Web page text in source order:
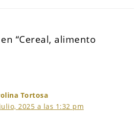
“Cereal, alimento
Tortosa
2025 a las 1:32 pm